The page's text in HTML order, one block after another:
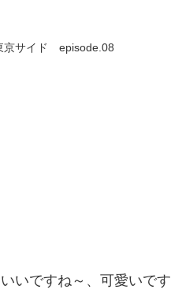
京サイド episode.08
いですね～、可愛いです